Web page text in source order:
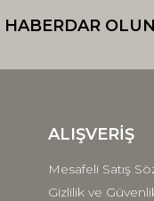
OLUN
ALIŞVERİŞ
Mesafeli Satış
Gizlilik ve